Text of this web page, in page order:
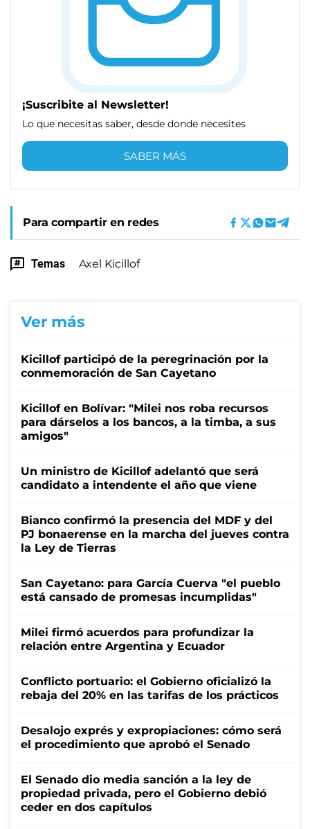
¡Suscribite al Newsletter!
Lo que necesitas saber, desde donde necesites
SABER MÁS
Para compartir en redes
Temas Axel Kicillof
Ver más
Kicillof participó de la peregrinación por la
conmemoración de San Cayetano
Kicillof en Bolívar: "Milei nos roba recursos
para dárselos a los bancos, a la timba, a sus
amigos"
Un ministro de Kicillof adelantó que será
candidato a intendente el año que viene
Bianco confirmó la presencia del MDF y del
PJ bonaerense en la marcha del jueves contra
la Ley de Tierras
San Cayetano: para García Cuerva "el pueblo
está cansado de promesas incumplidas"
Milei firmó acuerdos para profundizar la
relación entre Argentina y Ecuador
Conflicto portuario: el Gobierno oficializó la
rebaja del 20% en las tarifas de los prácticos
Desalojo exprés y expropiaciones: cómo será
el procedimiento que aprobó el Senado
El Senado dio media sanción a la ley de
propiedad privada, pero el Gobierno debió
ceder en dos capítulos